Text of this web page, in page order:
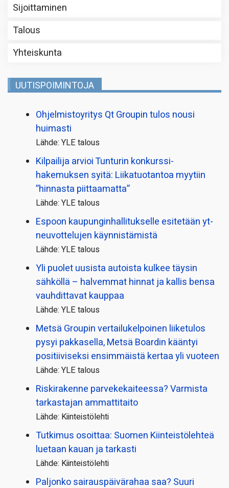
Sijoittaminen
Talous
Yhteiskunta
UUTISPOIMINTOJA
Ohjelmistoyritys Qt Groupin tulos nousi
huimasti
Lähde: YLE talous
Kilpailija arvioi Tunturin konkurssi­
hakemuksen syitä: Liikatuotantoa myytiin
”hinnasta piittaamatta”
Lähde: YLE talous
Espoon kaupungin­hallitukselle esitetään yt-
neuvottelujen käynnistämistä
Lähde: YLE talous
Yli puolet uusista autoista kulkee täysin
sähköllä – halvemmat hinnat ja kallis bensa
vauhdittavat kauppaa
Lähde: YLE talous
Metsä Groupin vertailu­kelpoinen liiketulos
pysyi pakkasella, Metsä Boardin kääntyi
positiiviseksi ensimmäistä kertaa yli vuoteen
Lähde: YLE talous
Riskirakenne parvekekaiteessa? Varmista
tarkastajan ammattitaito
Lähde: Kiinteistölehti
Tutkimus osoittaa: Suomen Kiinteistölehteä
luetaan kauan ja tarkasti
Lähde: Kiinteistölehti
Paljonko sairauspäivä­rahaa saa? Suuri